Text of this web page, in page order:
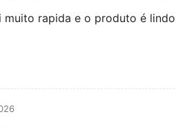
muito rapida e o produto é lindo